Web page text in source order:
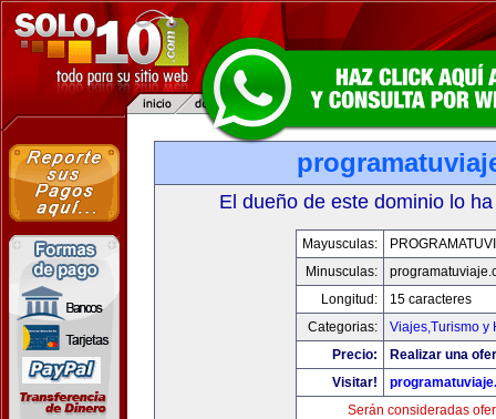
El dueño de este dominio lo
Mayusculas:
Minusculas:
Longitud:
15 caracteres
Categorias:
Viajes,Turismo y
Precio:
Realizar una
Visitar!
Serán consideradas